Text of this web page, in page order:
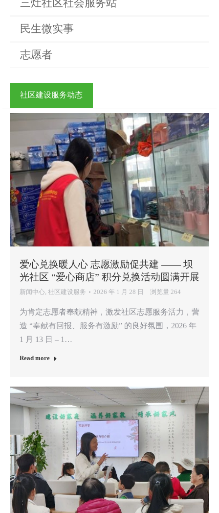
三灶社区社会服务站
民生微实事
志愿者
社区建设服务动态
爱心兑换暖人心 志愿激励促共建 —— 坝
光社区 “爱心商店” 积分兑换活动圆满开展
新闻中心, 社区建设服务 2026 年 1 月 28 日 浏览量 264
为肯定志愿者奉献精神，激发社区志愿服务活力，营
造 “奉献有回报、服务有激励” 的良好氛围，2026 年
1 月 13 日 – 1…
Read more